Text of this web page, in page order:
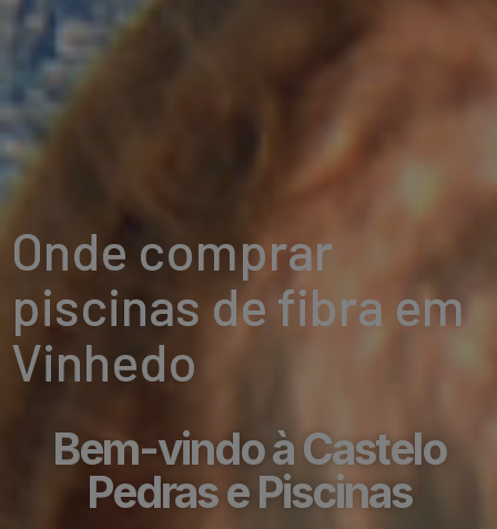
Onde comprar
piscinas de fibra em
Vinhedo
Bem-vindo à Castelo
Pedras e Piscinas